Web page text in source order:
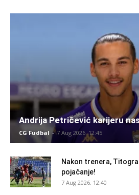
Andrija Petričević karijeru
CG Fudbal - 7 Aug 2026. 12:45
Nakon trenera,
pojačanje!
7 Aug 2026. 12:40